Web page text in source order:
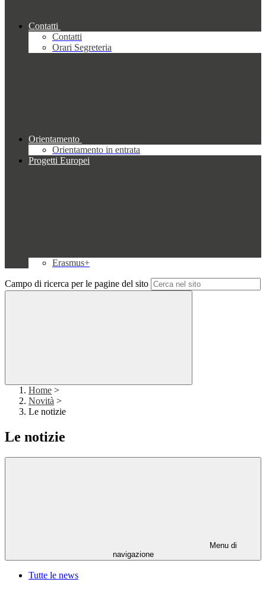
Contatti
Contatti
Orari Segreteria
Orientamento
Orientamento in entrata
Progetti Europei
Erasmus+
Campo di ricerca per le pagine del sito
Home >
Novità >
Le notizie
Le notizie
Menu di
navigazione
Tutte le news